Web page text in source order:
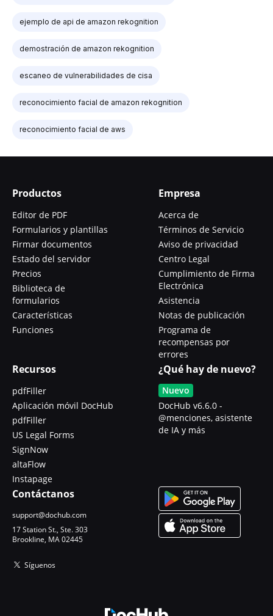
ejemplo de api de amazon rekognition
demostración de amazon rekognition
escaneo de vulnerabilidades de cisa
reconocimiento facial de amazon rekognition
reconocimiento facial de aws
Productos
Editor de PDF
Formularios y plantillas
Firmar documentos
Estado del servidor
Precios
Biblioteca de
formularios
Características
Funciones
Empresa
Acerca de
Términos de Servicio
Aviso de privacidad
Centro Legal
Cumplimiento de Firma
Electrónica
Asistencia
Notas de publicación
Programa de
recompensas por
errores
Recursos
pdfFiller
Aplicación móvil DocHub
pdfFiller
US Legal Forms
SignNow
altaFlow
Instapage
¿Qué hay de nuevo?
Nuevo
DocHub v6.6.0 -
@menciones, asistente
de IA y más
Contáctanos
support@dochub.com
17 Station St., Ste. 303
Brookline, MA 02445
Síguenos